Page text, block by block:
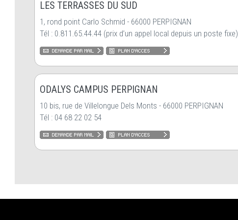
LES TERRASSES DU SUD
1, rond point Carlo Schmid - 66000 PERPIGNAN
Tél : 0.811.65.44.44 (prix d’un appel local depuis un poste fixe)
ODALYS CAMPUS PERPIGNAN
10 bis, rue de Villelongue Dels Monts - 66000 PERPIGNAN
Tél : 04 68 22 02 54